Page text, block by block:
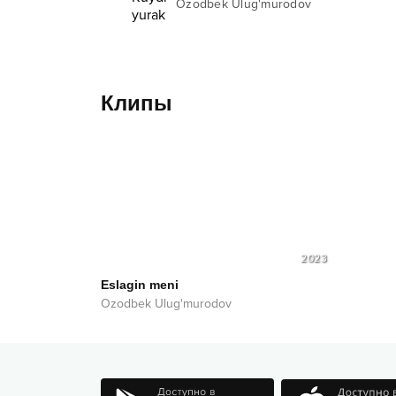
Ozodbek Ulug'murodov
Клипы
2023
Eslagin meni
Ozodbek Ulug'murodov